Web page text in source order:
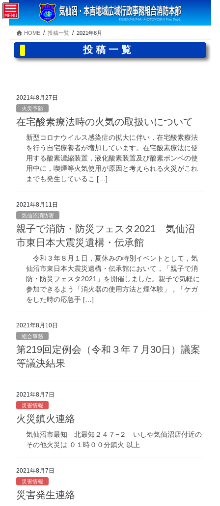
コ
ン
テ
ツ
へ
ナ
ビ
ゲ
シ
ョ
HOME 投稿一覧 2021年8月
投稿一覧
2021年8月27日
火災予防
在宅酸素療法時の火気の取扱いについて
新型コロナウイルス感染症の拡大に伴い，在宅酸素療法
を行う自宅療養者が増加しています。在宅酸素療法に使
用する酸素濃縮装置，液化酸素装置及び酸素ボンベの使
用中に，喫煙等火気使用が原因と考えられる火災がこれ
までも発生しているこ […]
2021年8月11日
気仙沼消防署
親子で消防・防災フェスタ2021 気仙沼
市東日本大震災遺構・伝承館
令和３年８月１日，夏休みの特別イベントとして，気
仙沼市東日本大震災遺構・伝承館において，「親子で消
防・防災フェスタ2021」を開催しました。親子で気軽に
参加できるよう「消火器の使用方法と煙体験」，「ケガ
をした時の応急手 […]
2021年8月10日
組合事務
第219回定例会（令和３年７月30日）議案
等議決結果
2021年8月7日
災害情報
火災鎮火連絡
気仙沼市最知 北最知２４７−２ いしや気仙沼店付近の
その他火災は ０１時００分鎮火 以上
2021年8月7日
災害情報
災害発生連絡